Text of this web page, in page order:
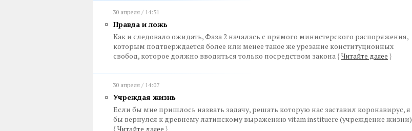
30 апреля / 14:51
Правда и ложь
Как и следовало ожидать, Фаза 2 началась с прямого министерского распоряжения,
которым подтверждается более или менее такое же урезание конституционных
свобод, которое должно вводиться только посредством закона { Читайте далее }
30 апреля / 14:07
Учреждая жизнь
Если бы мне пришлось назвать задачу, решать которую нас заставил коронавирус, я
бы вернулся к древнему латинскому выражению vitam instituere (учреждение жизни)
{ Читайте далее }